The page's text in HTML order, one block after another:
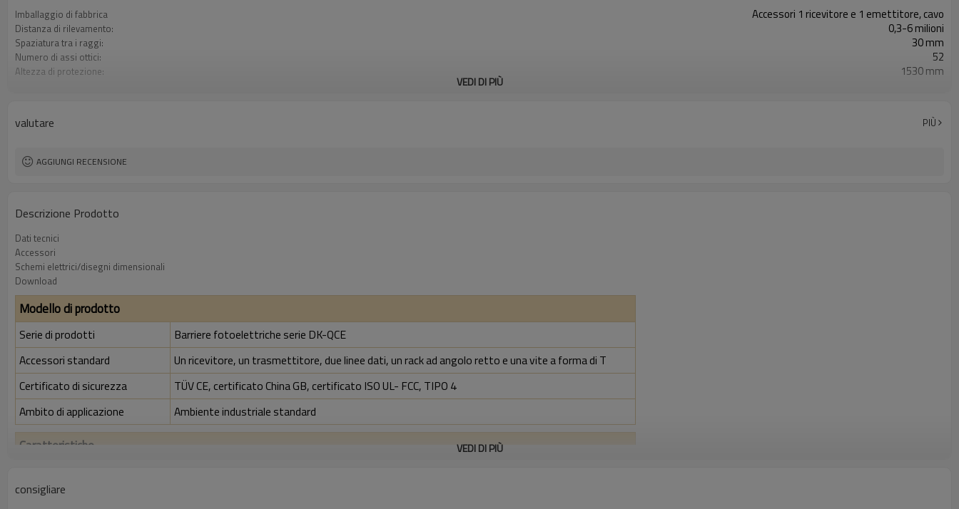
Imballaggio di fabbrica Accessori 1 ricevitore e 1 emettitore, cavo
Distanza di rilevamento: 0,3-6 milioni
Spaziatura tra i raggi: 30 mm
Numero di assi ottici: 52
Altezza di protezione: 1530 mm
con accessori di montaggio
Certificazione: TUV, UL, CE, RoSH, GB
VEDI DI PIÙ
valutare PIÙ
AGGIUNGI RECENSIONE
Descrizione Prodotto
Dati tecnici
Accessori
Schemi elettrici/disegni dimensionali
Download
Modello di prodotto
Serie di prodotti
Barriere fotoelettriche serie DK-QCE
Accessori standard
Un ricevitore, un trasmettitore, due linee dati, un rack ad angolo retto e una vite a forma di T
Certificato di sicurezza
TÜV CE, certificato China GB, certificato ISO UL- FCC, TIPO 4
Ambito di applicazione
Ambiente industriale standard
Caratteristiche
Controlla la precisione
VEDI DI PIÙ
consigliare